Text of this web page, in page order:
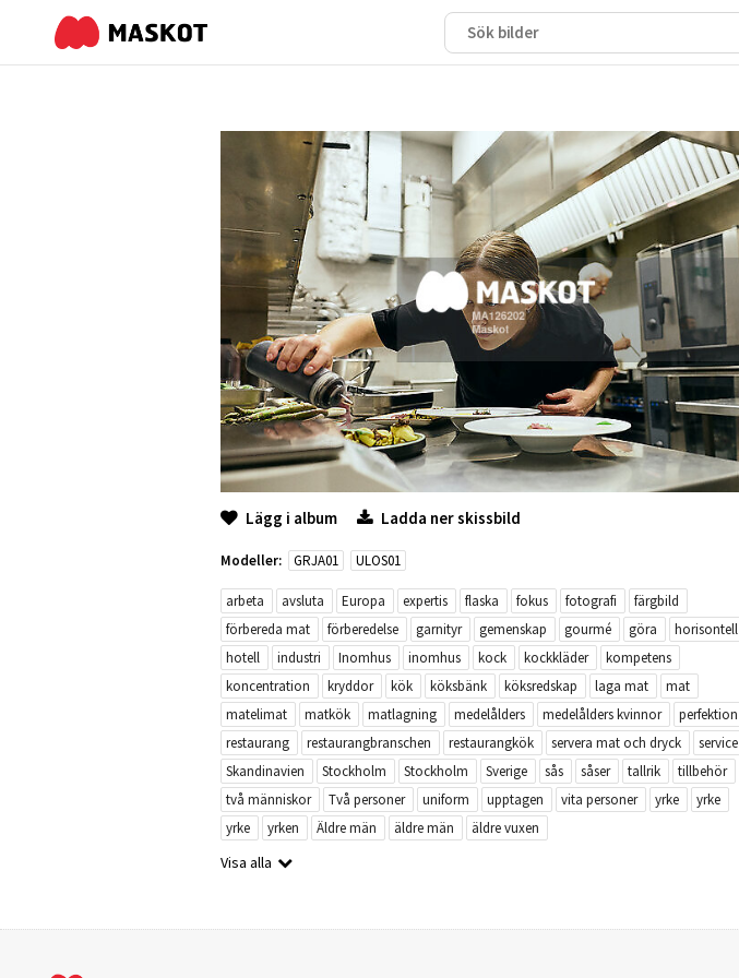
Lägg i album Ladda ner skissbild
Modeller: GRJA01 ULOS01
arbeta avsluta Europa expertis flaska fokus fotografi
färgbild
förbereda mat
förberedelse garnityr gemenskap gourmé göra
horisontell
hotell
industri Inomhus inomhus kock kockkläder
kompetens
koncentration
kryddor kök köksbänk köksredskap laga mat
mat
matelimat
matkök matlagning medelålders medelålders kvinnor
perfektion
restaurang
restaurangbranschen restaurangkök servera mat och dryck
service
Skandinavien
Stockholm Stockholm Sverige sås såser tallrik
tillbehör
två människor
Två personer uniform upptagen vita personer yrke
yrke
yrke
yrken Äldre män äldre män äldre vuxen
Visa alla